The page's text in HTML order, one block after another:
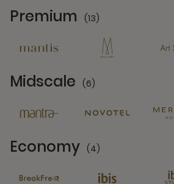
Premium (13)
Midscale (6)
Economy (4)